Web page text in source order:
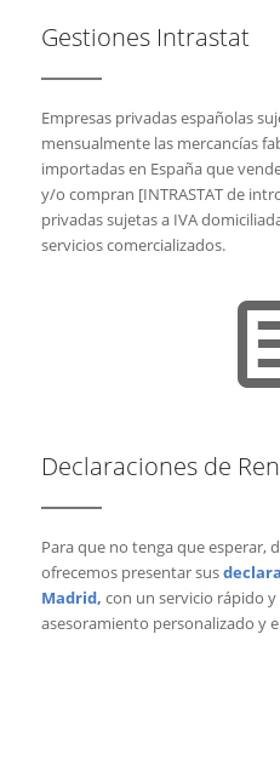
Gestiones Intrastat
Empresas privadas españolas
mensualmente las mercancías
importadas en España que
y/o compran [INTRASTAT de
privadas sujetas a IVA
servicios comercializados.
Declaraciones de
Para que no tenga que esperar,
ofrecemos presentar sus
Madrid, con un servicio rápido
asesoramiento personalizado y